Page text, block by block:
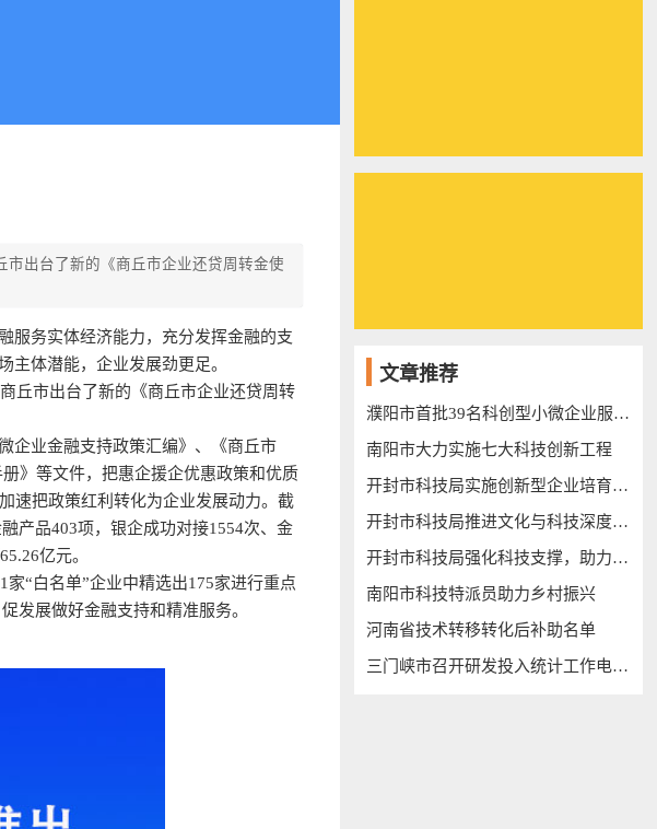
出台了新的《商丘市企业还贷周转金使
服务实体经济能力，充分发挥金融的支
主体潜能，企业发展劲更足。
丘市出台了新的《商丘市企业还贷周转
企业金融支持政策汇编》、《商丘市
》等文件，把惠企援企优惠政策和优质
速把政策红利转化为企业发展动力。截
产品403项，银企成功对接1554次、金
亿元。
“白名单”企业中精选出175家进行重点
发展做好金融支持和精准服务。
文章推荐
濮阳市首批39名科创型小微企业服务专员上岗
南阳市大力实施七大科技创新工程
开封市科技局实施创新型企业培育三年行动计划
开封市科技局推进文化与科技深度融合
开封市科技局强化科技支撑，助力“万人助万企”
南阳市科技特派员助力乡村振兴
河南省技术转移转化后补助名单
三门峡市召开研发投入统计工作电视电话会议